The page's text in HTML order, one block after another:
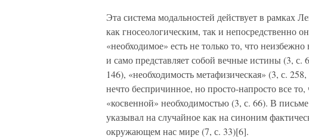
Эта система модальностей действует в рамках
как гносеологическим, так и непосредственно
«необходимое» есть не только то, что
и само представляет собой вечные истины (3, с.
146), «необходимость метафизическая» (3, с.
нечто беспричинное, но просто-напросто все
«косвенной» необходимостью (3, с. 66). В
указывал на случайное как на синоним
окружающем нас мире (7, с. 33)[6].